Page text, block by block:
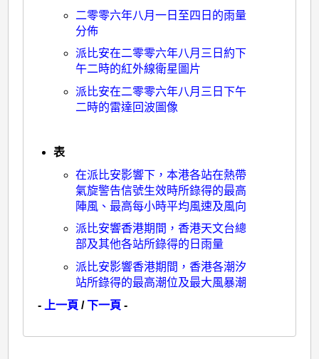
二零零六年八月一日至四日的雨量
分佈
派比安在二零零六年八月三日約下
午二時的紅外線衛星圖片
派比安在二零零六年八月三日下午
二時的雷達回波圖像
表
在派比安影響下，本港各站在熱帶
氣旋警告信號生效時所錄得的最高
陣風、最高每小時平均風速及風向
派比安響香港期間，香港天文台總
部及其他各站所錄得的日雨量
派比安影響香港期間，香港各潮汐
站所錄得的最高潮位及最大風暴潮
-
上一頁 /下一頁 -